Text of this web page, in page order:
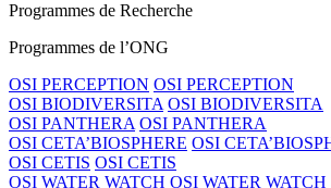
Programmes de Recherche
Programmes de l’ONG
OSI PERCEPTION OSI PERCEPTION
OSI BIODIVERSITA OSI BIODIVERSITA
OSI PANTHERA OSI PANTHERA
OSI CETA’BIOSPHERE OSI
OSI CETIS OSI CETIS
OSI WATER WATCH OSI WATER WATCH